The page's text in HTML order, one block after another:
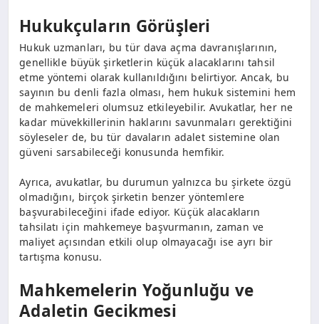
Hukukçuların Görüşleri
Hukuk uzmanları, bu tür dava açma davranışlarının,
genellikle büyük şirketlerin küçük alacaklarını tahsil
etme yöntemi olarak kullanıldığını belirtiyor. Ancak, bu
sayının bu denli fazla olması, hem hukuk sistemini hem
de mahkemeleri olumsuz etkileyebilir. Avukatlar, her ne
kadar müvekkillerinin haklarını savunmaları gerektiğini
söyleseler de, bu tür davaların adalet sistemine olan
güveni sarsabileceği konusunda hemfikir.
Ayrıca, avukatlar, bu durumun yalnızca bu şirkete özgü
olmadığını, birçok şirketin benzer yöntemlere
başvurabileceğini ifade ediyor. Küçük alacakların
tahsilatı için mahkemeye başvurmanın, zaman ve
maliyet açısından etkili olup olmayacağı ise ayrı bir
tartışma konusu.
Mahkemelerin Yoğunluğu ve
Adaletin Gecikmesi